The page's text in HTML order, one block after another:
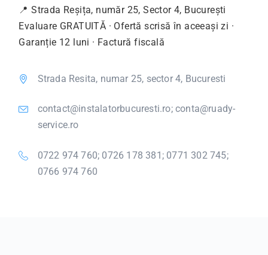
📍 Strada Reșița, număr 25, Sector 4, București
Evaluare GRATUITĂ · Ofertă scrisă în aceeași zi ·
Garanție 12 luni · Factură fiscală
Strada Resita, numar 25, sector 4, Bucuresti
contact@instalatorbucuresti.ro; conta@ruady-
service.ro
0722 974 760; 0726 178 381; 0771 302 745;
0766 974 760